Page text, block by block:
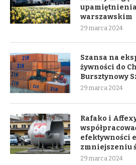
warszawskim
29 marca 2024
Szansa na
żywności do
Bursztynowy
29 marca 2024
Rafako i
efektywności
zmniejszeniu
29 marca 2024